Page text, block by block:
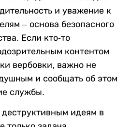
и уважение к
– основа безопасного
Если кто-то
контентом
вербовки, важно не
и сообщать об этом
службы.
идеям в